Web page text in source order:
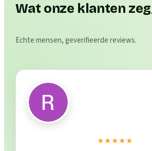
Wat onze klanten
Echte mensen, geverifieerde reviews.
★★★★★